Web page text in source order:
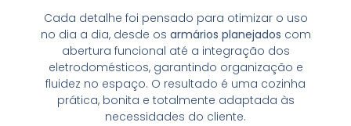
Cada detalhe foi pensado para otimizar o uso
no dia a dia, desde os armários planejados com
abertura funcional até a integração dos
eletrodomésticos, garantindo organização e
fluidez no espaço. O resultado é uma cozinha
prática, bonita e totalmente adaptada às
necessidades do cliente.